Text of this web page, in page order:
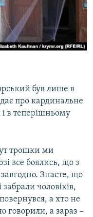
був лише в
про кардинальне
в теперішньому
трошки ми
все боялись, що з
Знаєте, що
чоловіків,
а хто не
говорили, а зараз –